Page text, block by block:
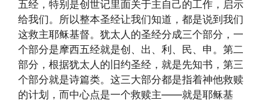
五经，特别是创世记里面关于主自己的工作，启示
给我们。所以整本圣经让我们知道，都是说到我们
这救主耶稣基督。犹太人的圣经分成三个部分，一
个部分是摩西五经就是创、出、利、民、申。第二
部分，根据犹太人的旧约圣经，就是先知书，第三
个部分就是诗篇类。这三大部分都是指着神他救赎
的计划，而中心点是一个救赎主——就是耶稣基